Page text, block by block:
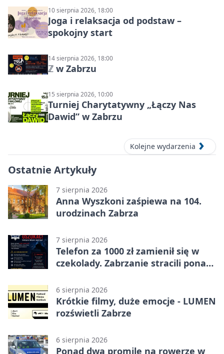
10 sierpnia 2026, 18:00
Joga i relaksacja od podstaw –
spokojny start
14 sierpnia 2026, 18:00
ℤ w Zabrzu
15 sierpnia 2026, 10:00
Turniej Charytatywny „Łączy Nas
Dawid” w Zabrzu
Kolejne wydarzenia
Ostatnie Artykuły
7 sierpnia 2026
Anna Wyszkoni zaśpiewa na 104.
urodzinach Zabrza
7 sierpnia 2026
Telefon za 1000 zł zamienił się w
czekolady. Zabrzanie stracili ponad
6 sierpnia 2026
Krótkie filmy, duże emocje - LUMEN
rozświetli Zabrze
6 sierpnia 2026
Ponad dwa promile na rowerze w